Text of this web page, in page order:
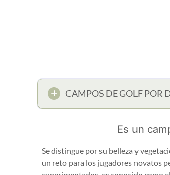
CAMPOS DE GOLF POR
Es un
Se distingue por su belleza y
un reto para los jugadores novatos